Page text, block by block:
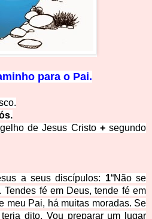
para o Pai.
de Jesus Cristo +segundo
a seus discípulos: 1“Não se
Tendes fé em Deus, tende fé em
meu Pai, há muitas moradas. Se
dito. Vou preparar um lugar